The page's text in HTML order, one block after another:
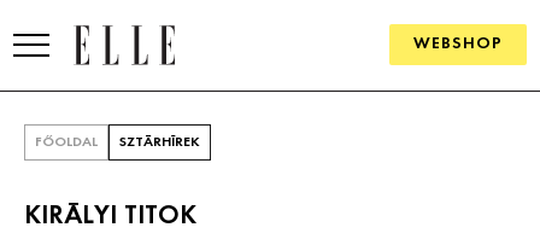
WEBSHOP
FŐOLDAL SZTÁRHÍREK
KIRÁLYI TITOK